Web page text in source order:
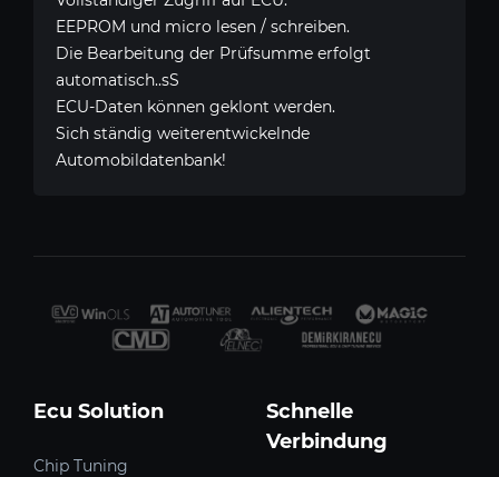
EEPROM und micro lesen / schreiben.
Die Bearbeitung der Prüfsumme erfolgt
automatisch..sS
ECU-Daten können geklont werden.
Sich ständig weiterentwickelnde
Automobildatenbank!
Ecu Solution
Chip Tuning
Schnelle
Verbindung